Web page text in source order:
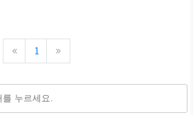
디아블로4 지옥물결 꿀팁 및 지옥물결이란? 8.
디아블로4 선조의 부름 선조런 렙업 던전 소개
11. 디아블로4 보루 위치 정복 지도 12. 디아블
« 1 »